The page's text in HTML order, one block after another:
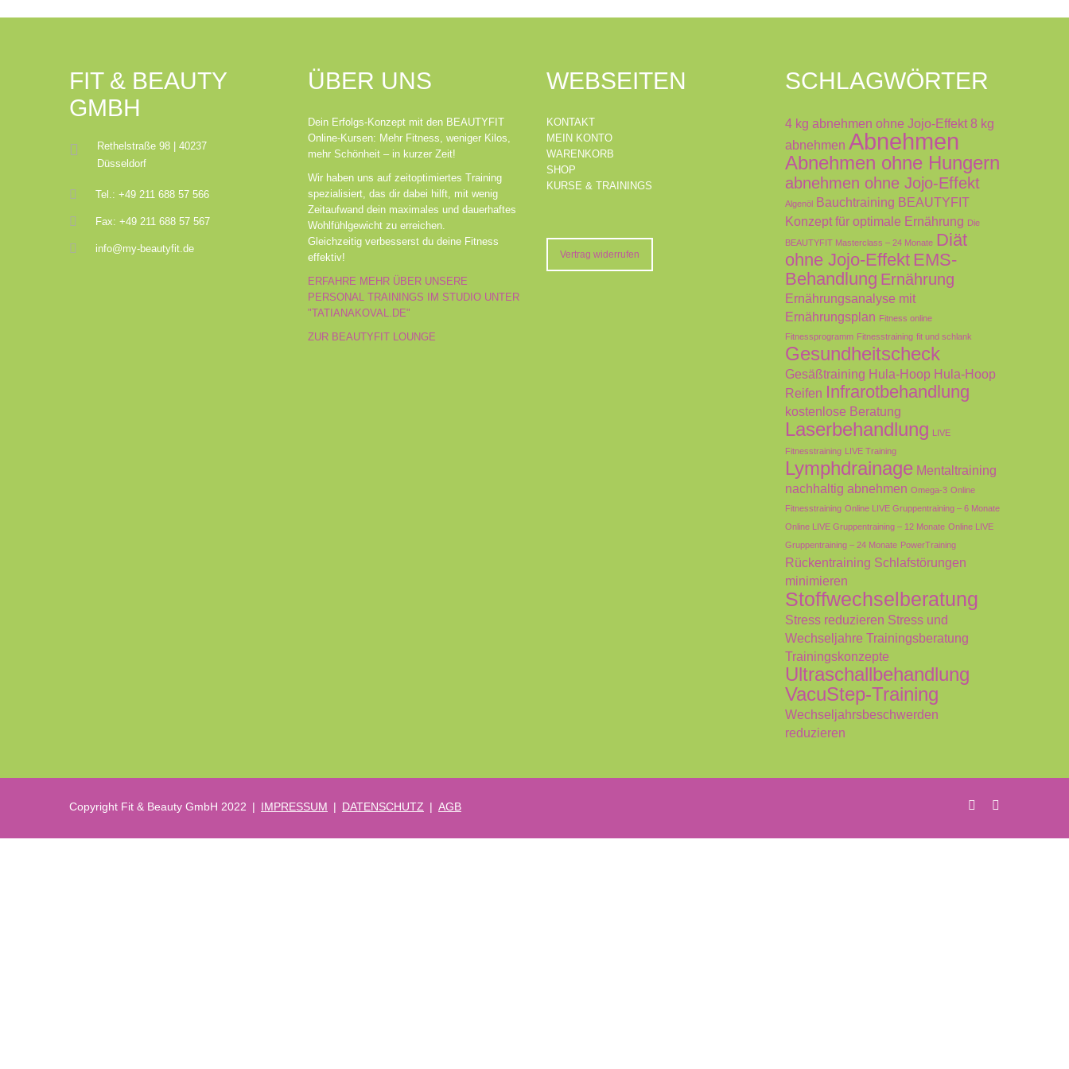
FIT & BEAUTY
GMBH
Rethelstraße 98 | 40237
Düsseldorf
Tel.: +49 211 688 57 566
Fax: +49 211 688 57 567
info@my-beautyfit.de
ÜBER UNS
Dein Erfolgs-Konzept mit den BEAUTYFIT
Online-Kursen: Mehr Fitness, weniger Kilos,
mehr Schönheit – in kurzer Zeit!
Wir haben uns auf zeitoptimiertes Training
spezialisiert, das dir dabei hilft, mit wenig
Zeitaufwand dein maximales und dauerhaftes
Wohlfühlgewicht zu erreichen.
Gleichzeitig verbesserst du deine Fitness
effektiv!
ERFAHRE MEHR ÜBER UNSERE
PERSONAL TRAININGS IM STUDIO UNTER
"TATIANAKOVAL.DE"
ZUR BEAUTYFIT LOUNGE
WEBSEITEN
KONTAKT
MEIN KONTO
WARENKORB
SHOP
KURSE & TRAININGS
Vertrag widerrufen
SCHLAGWÖRTER
4 kg abnehmen ohne Jojo-Effekt 8 kg
abnehmen Abnehmen
Abnehmen ohne Hungern
abnehmen ohne Jojo-Effekt
Algenöl Bauchtraining BEAUTYFIT
Konzept für optimale Ernährung Die
BEAUTYFIT Masterclass – 24 Monate Diät
ohne Jojo-Effekt EMS-
Behandlung Ernährung
Ernährungsanalyse mit
Ernährungsplan Fitness online
Fitnessprogramm Fitnesstraining fit und schlank
Gesundheitscheck
Gesäßtraining Hula-Hoop Hula-Hoop
Reifen Infrarotbehandlung
kostenlose Beratung
Laserbehandlung LIVE
Fitnesstraining LIVE Training
Lymphdrainage Mentaltraining
nachhaltig abnehmen Omega-3 Online
Fitnesstraining Online LIVE Gruppentraining – 6 Monate
Online LIVE Gruppentraining – 12 Monate Online LIVE
Gruppentraining – 24 Monate PowerTraining
Rückentraining Schlafstörungen
minimieren
Stoffwechselberatung
Stress reduzieren Stress und
Wechseljahre Trainingsberatung
Trainingskonzepte
Ultraschallbehandlung
VacuStep-Training
Wechseljahrsbeschwerden
reduzieren
Copyright Fit & Beauty GmbH 2022 | IMPRESSUM | DATENSCHUTZ | AGB